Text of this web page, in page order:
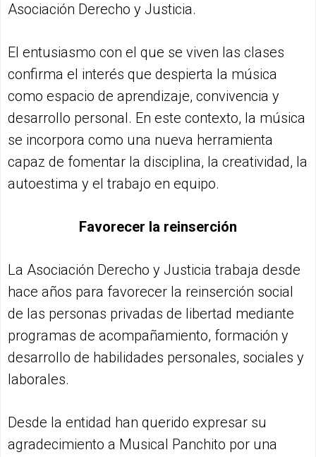
Asociación Derecho y Justicia.
El entusiasmo con el que se viven las clases
confirma el interés que despierta la música
como espacio de aprendizaje, convivencia y
desarrollo personal. En este contexto, la música
se incorpora como una nueva herramienta
capaz de fomentar la disciplina, la creatividad, la
autoestima y el trabajo en equipo.
Favorecer la reinserción
La Asociación Derecho y Justicia trabaja desde
hace años para favorecer la reinserción social
de las personas privadas de libertad mediante
programas de acompañamiento, formación y
desarrollo de habilidades personales, sociales y
laborales.
Desde la entidad han querido expresar su
agradecimiento a Musical Panchito por una